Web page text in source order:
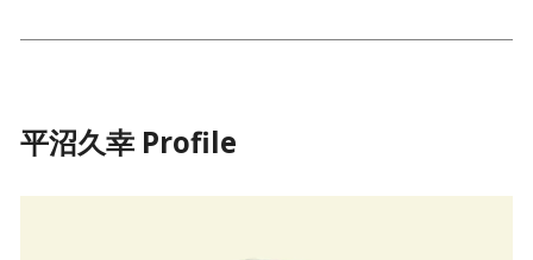
平沼久幸 Profile